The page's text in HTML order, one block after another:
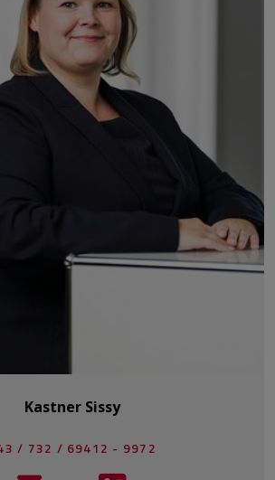
Kastner Sissy
/ 732 / 69412 - 9972